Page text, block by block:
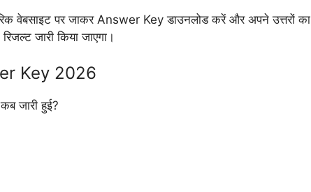
वेबसाइट पर जाकर Answer Key डाउनलोड करें और अपने उत्तरों का
जारी किया जाएगा।
Key 2026
जारी हुई?